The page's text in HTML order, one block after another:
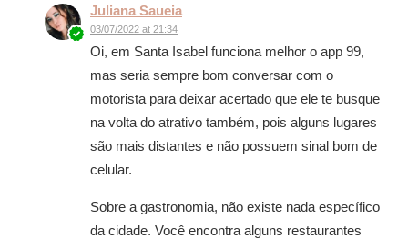
Juliana Saueia
03/07/2022 at 21:34
Oi, em Santa Isabel funciona melhor o app 99,
mas seria sempre bom conversar com o
motorista para deixar acertado que ele te busque
na volta do atrativo também, pois alguns lugares
são mais distantes e não possuem sinal bom de
celular.
Sobre a gastronomia, não existe nada específico
da cidade. Você encontra alguns restaurantes